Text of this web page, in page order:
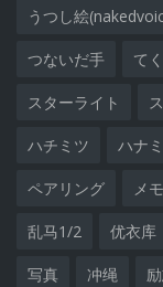
うつし絵
つないだ手 て
スターライト
ハチミツ ハナ
ペアリング メ
乱马1/2 优衣库
写真 冲绳